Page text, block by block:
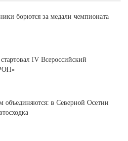
борются за медали чемпионата
IV Всероссийский
объединяются: в Северной Осетии